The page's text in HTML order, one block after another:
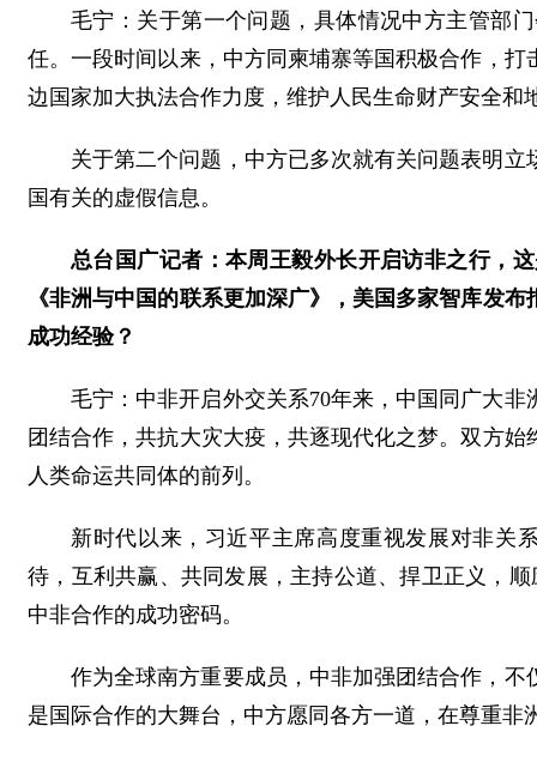
毛宁：关于第一个问题，具体情况中方主管部
任。一段时间以来，中方同柬埔寨等国积极合作，
边国家加大执法合作力度，维护人民生命财产安全和
关于第二个问题，中方已多次就有关问题表明
国有关的虚假信息。
总台国广记者：本周王毅外长开启访非之行，
《非洲与中国的联系更加深广》，美国多家智库发
成功经验？
毛宁：中非开启外交关系70年来，中国同广大
团结合作，共抗大灾大疫，共逐现代化之梦。双方
人类命运共同体的前列。
新时代以来，习近平主席高度重视发展对非关
待，互利共赢、共同发展，主持公道、捍卫正义，
中非合作的成功密码。
作为全球南方重要成员，中非加强团结合作，
是国际合作的大舞台，中方愿同各方一道，在尊重